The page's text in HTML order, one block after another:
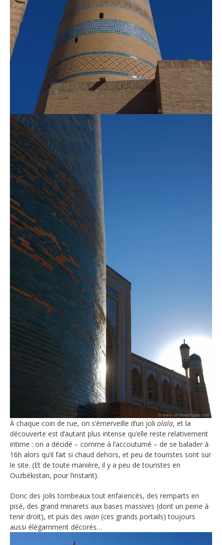
À chaque coin de rue, on s’émerveille d’un joli olala, et la
découverte est d’autant plus intense qu’elle reste relativement
intime : on a décidé – comme à l’accoutumé – de se balader à
16h alors qu’il fait si chaud dehors, et peu de touristes sont sur
le site. (Et de toute manière, il y a peu de touristes en
Ouzbékistan, pour l’instant).
Donc des jolis tombeaux tout enfaïencés, des remparts en
pisé, des grand minarets aux bases massives (dont un peine à
tenir droit), et puis des iwan (ces grands portails) toujours
aussi élégamment décorés…